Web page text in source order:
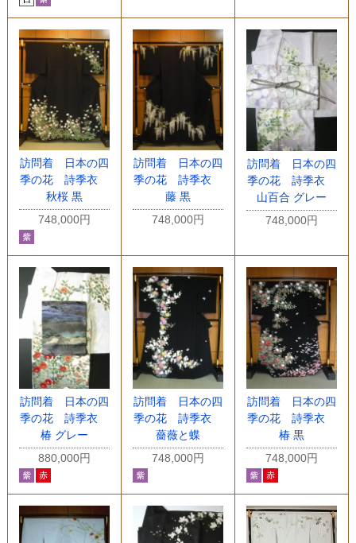
訪問着 日本の四
季の花 詩季衣
秋桜 黒
748,000円
訪問着 日本の四
季の花 詩季衣
藤 黒
748,000円
訪問着 日本の四
季の花 詩季衣
山百合 グレー
748,000円
訪問着 日本の四
季の花 詩季衣
椿 グレー
880,000円
訪問着 日本の四
季の花 詩季衣
薔薇と蝶
748,000円
訪問着 日本の四
季の花 詩季衣
椿 黒
748,000円